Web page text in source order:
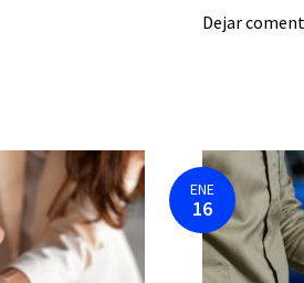
Dejar
ENE
16